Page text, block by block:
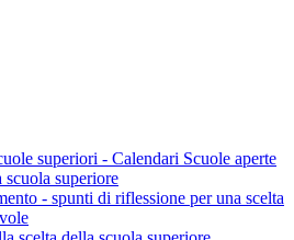
superiori - Calendari Scuole aperte
scuola superiore
- spunti di riflessione per una scelta